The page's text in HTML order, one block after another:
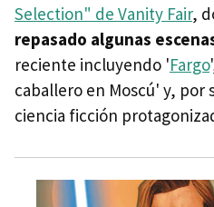
Selection" de Vanity Fair,
repasado algunas
reciente incluyendo 'Fargo
caballero en Moscú' y, por
ciencia ficción